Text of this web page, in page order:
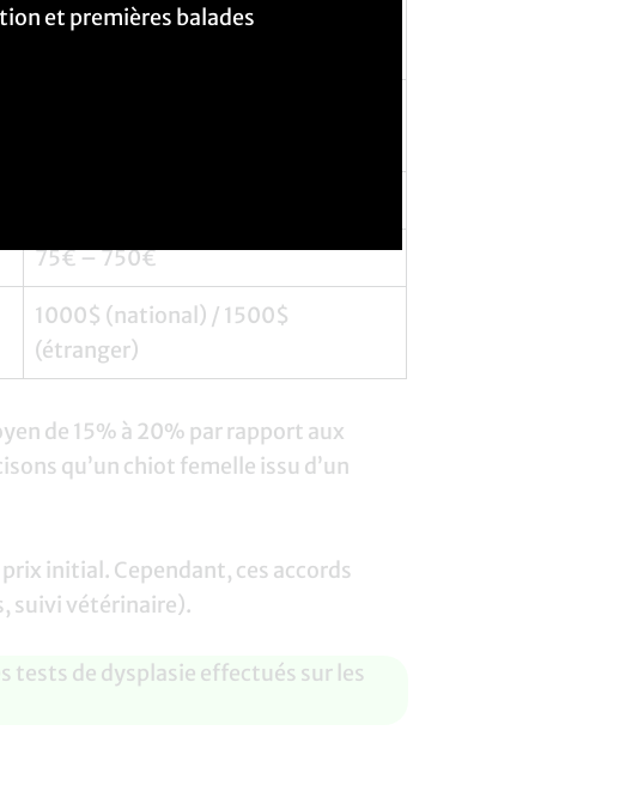
1300€ – 1600€ (voire plus pour
75€ – 750€
1000$ (national) / 1500$
(étranger)
de 15% à 20% par rapport aux
qu’un chiot femelle issu d’un
initial. Cependant, ces accords
suivi vétérinaire).
de dysplasie effectués sur les
et premières balades